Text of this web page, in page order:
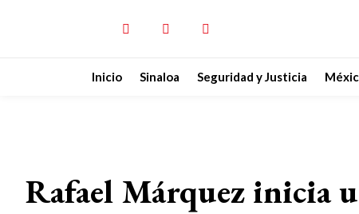
Inicio Sinaloa Seguridad y Justicia
Rafael Márquez inicia